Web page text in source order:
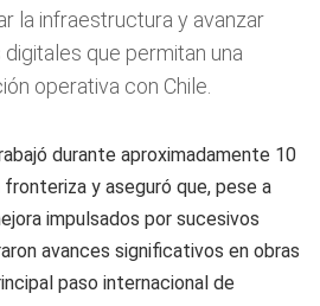
la infraestructura y avanzar
que permitan una
operativa con Chile.
durante aproximadamente 10
y aseguró que, pese a
impulsados por sucesivos
avances significativos en obras
paso internacional de